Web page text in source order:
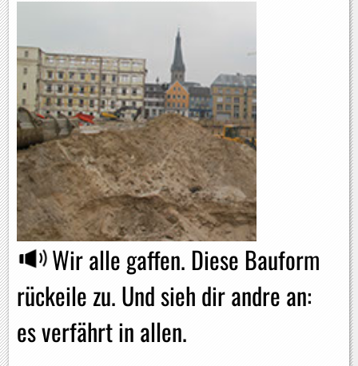
Wir alle gaffen. Diese Bauform
rückeile zu. Und sieh dir andre an:
es verfährt in allen.